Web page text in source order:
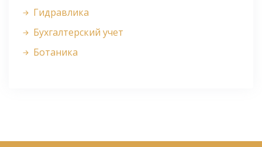
Гидравлика
Бухгалтерский учет
Ботаника